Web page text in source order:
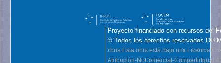
Proyecto financiado con recursos del
© Todos los derechos reservados DH
cbna Esta obra está bajo una Licencia
Atribución-NoComercial-CompartirIgual